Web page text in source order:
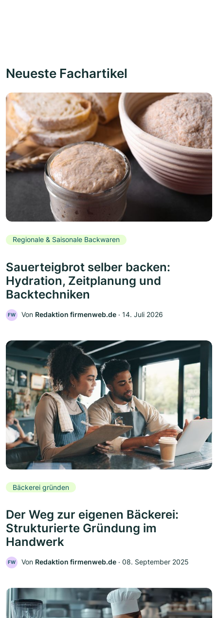
Neueste Fachartikel
Regionale & Saisonale Backwaren
Sauerteigbrot selber backen:
Hydration, Zeitplanung und
Backtechniken
FW Von Redaktion firmenweb.de ‧ 14. Juli 2026
Bäckerei gründen
Der Weg zur eigenen Bäckerei:
Strukturierte Gründung im
Handwerk
FW Von Redaktion firmenweb.de ‧ 08. September 2025